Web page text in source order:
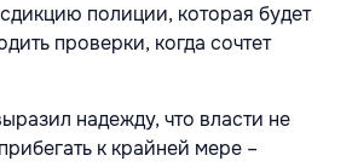
полиции, которая будет
проверки, когда сочтет
надежду, что власти не
к крайней мере –